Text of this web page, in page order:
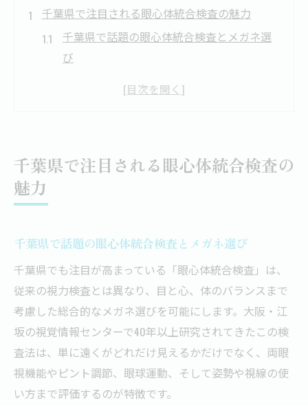
千葉県で注目される眼心体統合検査の魅力
千葉県で話題の眼心体統合検査とメガネ選
び
メガネ選びに新風を吹き込む統合検査の特
視力だけでない快適さを実現するメガネと
田村式はメガネ検査に何が違うのかを解説
一般の視力検査とメガネ選びの決定的な違
い
メガネ作製で重視される田村式検査の特長
田村式メガネはどこが優れているのか
一般的なメガネ検査と田村式の比較ポイン
千葉県で注目される眼心体統合検査の
魅力
千葉県で話題の眼心体統合検査とメガネ選び
千葉県でも注目が高まっている「眼心体統合検査」は、
従来の視力検査とは異なり、目と心、体のバランスまで
考慮した総合的なメガネ選びを可能にします。大阪・江
坂の視覚情報センターで40年以上研究されてきたこの検
査法は、単に遠くがどれだけ見えるかだけでなく、両眼
視機能やピント調節、眼球運動、そして姿勢や視線の使
い方まで評価するのが特徴です。